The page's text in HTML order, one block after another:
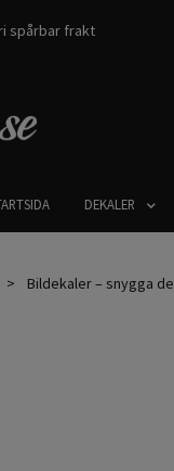
spårbar frakt
DEKALER
Bildekaler – snygga